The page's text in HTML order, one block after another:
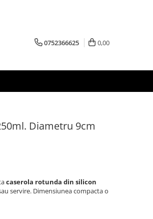
0752366625 0,00
Diametru 9cm
caserola rotunda din silicon
servire. Dimensiunea compacta o